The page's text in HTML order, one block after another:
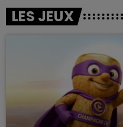
LES JEUX